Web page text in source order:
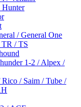
/ General One
/ TS
1-2 / Alpex /
/ Saim / Tube /